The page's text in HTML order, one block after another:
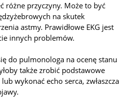
różne przyczyny. Może to być
na skutek
astmy. Prawidłowe EKG jest
innych problemów.
do pulmonologa na ocenę stanu
także zrobić podstawowe
wykonać echo serca, zwłaszcza